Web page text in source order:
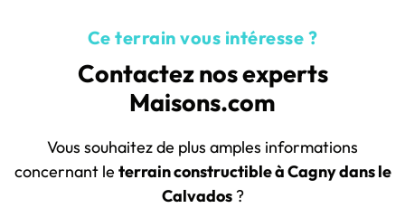
Ce terrain vous intéresse ?
Contactez nos experts
Maisons.com
Vous souhaitez de plus amples informations
concernant le terrain constructible à Cagny dans le
Calvados?